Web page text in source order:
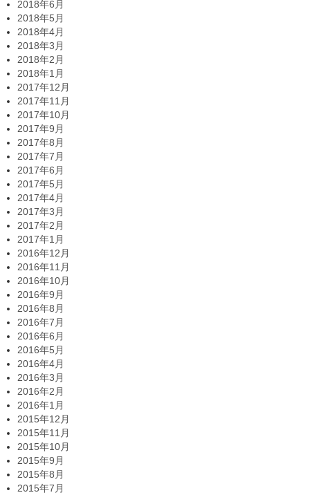
2018年6月
2018年5月
2018年4月
2018年3月
2018年2月
2018年1月
2017年12月
2017年11月
2017年10月
2017年9月
2017年8月
2017年7月
2017年6月
2017年5月
2017年4月
2017年3月
2017年2月
2017年1月
2016年12月
2016年11月
2016年10月
2016年9月
2016年8月
2016年7月
2016年6月
2016年5月
2016年4月
2016年3月
2016年2月
2016年1月
2015年12月
2015年11月
2015年10月
2015年9月
2015年8月
2015年7月